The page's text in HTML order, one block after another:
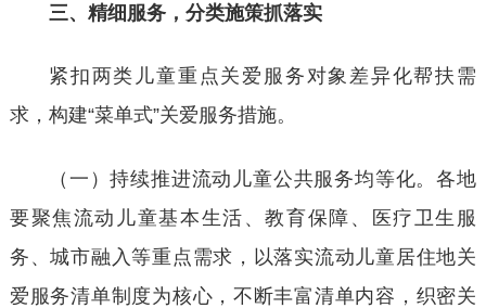
三、精细服务，分类施策抓落实
紧扣两类儿童重点关爱服务对象差异化帮扶需
求，构建“菜单式”关爱服务措施。
（一）持续推进流动儿童公共服务均等化。各地
要聚焦流动儿童基本生活、教育保障、医疗卫生服
务、城市融入等重点需求，以落实流动儿童居住地关
爱服务清单制度为核心，不断丰富清单内容，织密关